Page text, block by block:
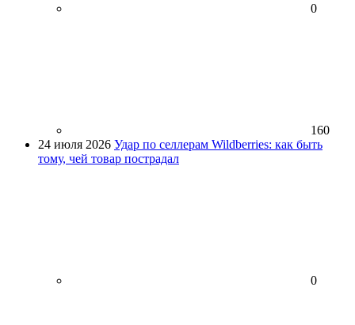
0
160
24 июля 2026 Удар по селлерам Wildberries: как быть
тому, чей товар пострадал
0